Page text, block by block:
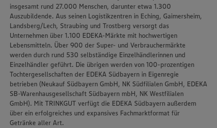
insgesamt rund 27.000 Menschen, darunter etwa 1.300
Auszubildende. Aus seinen Logistikzentren in Eching, Gaimersheim,
Landsberg/Lech, Straubing und Trostberg versorgt das
Unternehmen über 1.100 EDEKA-Märkte mit hochwertigen
Lebensmitteln. Über 900 der Super- und Verbrauchermärkte
werden durch rund 530 selbständige Einzelhändlerinnen und
Einzelhändler geführt. Die übrigen werden von 100-prozentigen
Tochtergesellschaften der EDEKA Südbayern in Eigenregie
betrieben (Neukauf Südbayern GmbH, NK Südfilialen GmbH, EDEKA
SB-Warenhausgesellschaft Südbayern mbH, NK Westfilialen
GmbH). Mit TRINKGUT verfügt die EDEKA Südbayern außerdem
über ein erfolgreiches und expansives Fachmarktformat für
Getränke aller Art.